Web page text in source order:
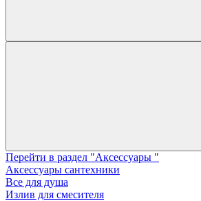
Перейти в раздел "Аксессуары "
Аксессуары сантехники
Все для душа
Излив для смесителя